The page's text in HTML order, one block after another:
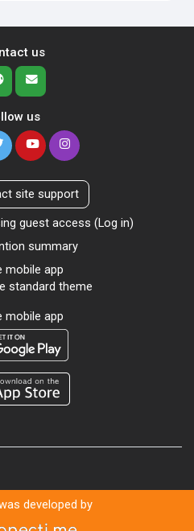
us
us
site support
guest access (Log in)
summary
mobile app
standard theme
mobile app
developed by